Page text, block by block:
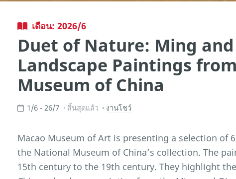
เดือน: 2026/6
Duet of Nature: Ming
Landscape Paintings
Museum of China
1/6 - 26/7 สิ้นสุดแล้ว งานโชว์
Macao Museum of Art is presenting a selection of
the National Museum of China’s collection. The
15th century to the 19th century. They highlight